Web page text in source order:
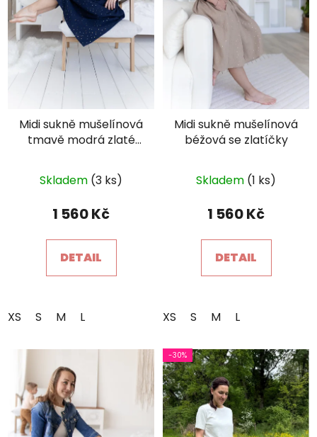
Midi sukně mušelínová
tmavě modrá zlaté
hodnocení
produktu
5,0
z
Skladem (3 ks)
1 560 Kč
DETAIL
XS S M L
Midi sukně mušelínová
béžová se zlatíčky
hodnocení
produktu
5,0
z
Skladem (1 ks)
1 560 Kč
DETAIL
XS S M L
-30%
Je libo SLEVA 15 %
na 1. nákup?
POŠLETE MI SLEVU